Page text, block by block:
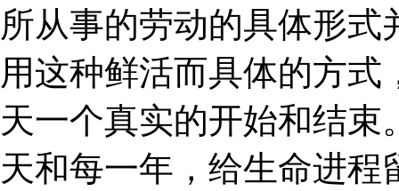
所从事的劳动的具体形
用这种鲜活而具体的方
天一个真实的开始和结
天和每一年，给生命进